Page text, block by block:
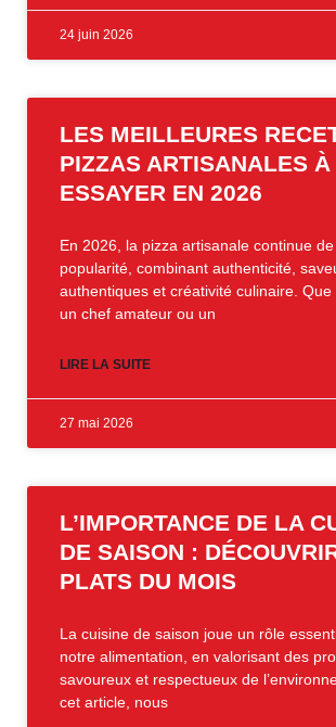
24 juin 2026
LES MEILLEURES
PIZZAS ARTISANALES À
ESSAYER EN 2026
En 2026, la pizza artisanale continue
popularité, combinant authenticité,
authentiques et créativité culinaire. Que
un chef amateur ou un
LIRE LA SUITE
27 mai 2026
L’IMPORTANCE DE LA
DE SAISON :
PLATS DU MOIS
La cuisine de saison joue un rôle
notre alimentation, en valorisant des
savoureux et respectueux de
cet article, nous